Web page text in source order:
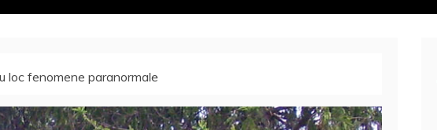
loc fenomene paranormale